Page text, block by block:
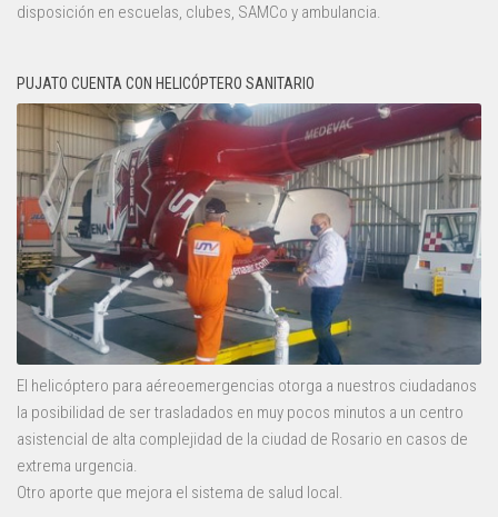
disposición en escuelas, clubes, SAMCo y ambulancia.
PUJATO CUENTA CON HELICÓPTERO SANITARIO
El helicóptero para aéreoemergencias otorga a nuestros ciudadanos
la posibilidad de ser trasladados en muy pocos minutos a un centro
asistencial de alta complejidad de la ciudad de Rosario en casos de
extrema urgencia.
Otro aporte que mejora el sistema de salud local.